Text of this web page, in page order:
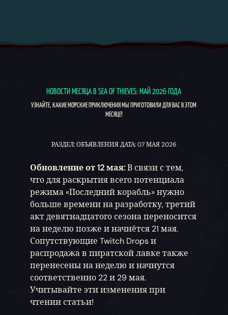
НОВОСТИ МЕСЯЦА В SEA OF THIEVES: МАЙ 2026 ГОДА
УЗНАЙТЕ, КАКИЕ МОРСКИЕ ПРИКЛЮЧЕНИЯ МЫ ПРИГОТОВИЛИ ДЛЯ ВАС В ЭТОМ
МЕСЯЦЕ!
РАЗДЕЛ: ОБЪЯВЛЕНИЯ ДАТА: 07 МАЯ 2026
Обновление от 12 мая:В связи с тем,
что для раскрытия всего потенциала
режима «Последний корабль» нужно
больше времени на разработку, третий
акт девятнадцатого сезона переносится
на неделю позже и начнётся 21 мая.
Сопутствующие Twitch Drops и
распродажа в пиратской лавке также
перенесены на неделю и начнутся
соответственно 22 и 29 мая.
Учитывайте эти изменения при
чтении статьи!